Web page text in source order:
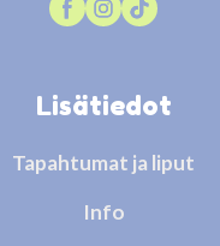
Lisätiedot
Tapahtumat ja liput
Info